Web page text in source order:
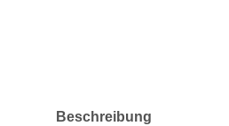
weitere Registerkarten
Beschreibung